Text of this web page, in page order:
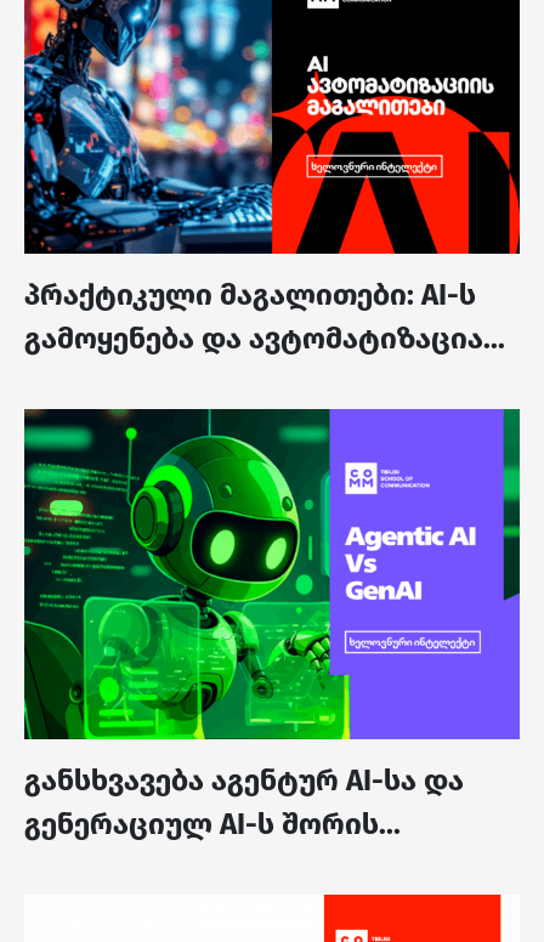
პრაქტიკული მაგალითები: AI-ს
გამოყენება და ავტომატიზაცია...
განსხვავება აგენტურ AI-სა და
გენერაციულ AI-ს შორის...